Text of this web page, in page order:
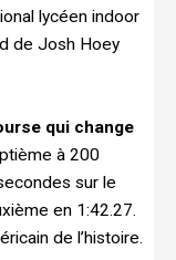
lycéen indoor
de Josh Hoey
qui change
à 200
sur le
en 1:42.27.
de l’histoire.